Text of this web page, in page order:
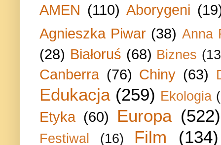
AMEN (110) Aborygeni
Agnieszka Piwar (38) Anna
(28) Białoruś (68) Biznes
Canberra (76) Chiny (63)
Edukacja (259) Ekologia
Etyka (60) Europa (522)
Festiwal (16) Film
(134)